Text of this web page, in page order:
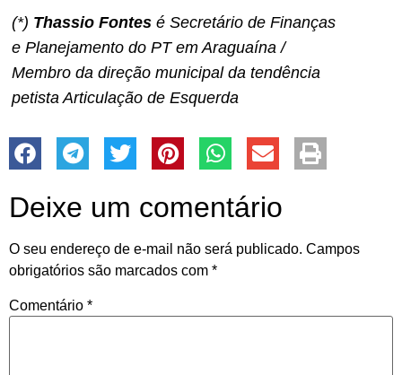
(*) Thassio Fontes é Secretário de Finanças
e Planejamento do PT em Araguaína /
Membro da direção municipal da tendência
petista Articulação de Esquerda
Deixe um comentário
O seu endereço de e-mail não será publicado. Campos
obrigatórios são marcados com *
Comentário *